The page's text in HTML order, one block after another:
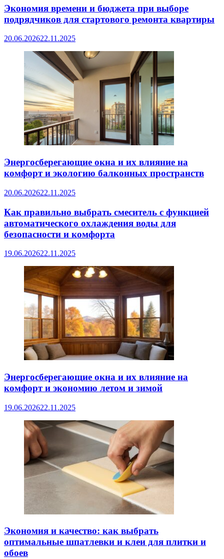
Экономия времени и бюджета при выборе
подрядчиков для стартового ремонта квартиры
20.06.202622.11.2025
Энергосберегающие окна и их влияние на
комфорт и экологию балконных пространств
20.06.202622.11.2025
Как правильно выбрать смеситель с функцией
автоматического охлаждения воды для
безопасности и комфорта
19.06.202622.11.2025
Энергосберегающие окна и их влияние на
комфорт и экономию летом и зимой
19.06.202622.11.2025
Экономия и качество: как выбрать
оптимальные шпатлевки и клеи для плитки и
обоев